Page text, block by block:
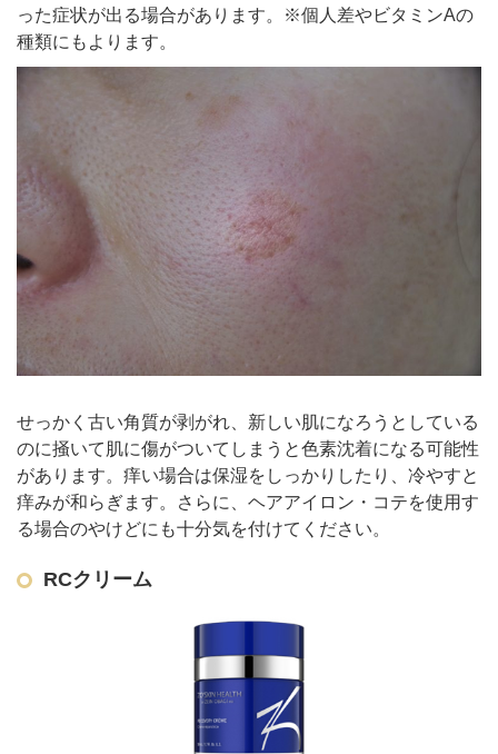
った症状が出る場合があります。※個人差やビタミンAの
種類にもよります。
せっかく古い角質が剥がれ、新しい肌になろうとしている
のに掻いて肌に傷がついてしまうと色素沈着になる可能性
があります。 痒い場合は保湿をしっかりしたり、冷やすと
痒みが和らぎます。さらに、ヘアアイロン・コテを使用す
る場合のやけどにも十分気を付けてください。
RCクリーム